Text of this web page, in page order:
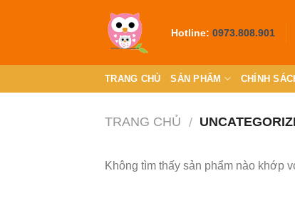
Hotline: 0973.808.901
TRANG CHỦ SẢN PHẨM CHÍNH
TRANG CHỦ /
Không tìm thấy sản phẩm nào khớp